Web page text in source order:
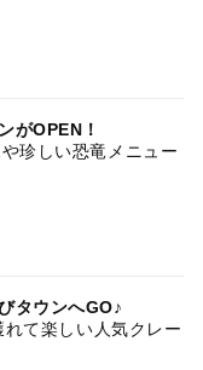
がOPEN！
珍しい恐竜メニュー
タウンへGO♪
て楽しい人気クレー